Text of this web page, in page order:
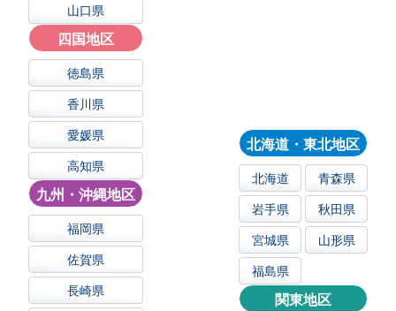
北海道・東北地区
北海道
青森県
岩手県
秋田県
宮城県
山形県
福島県
関東地区
山口県
四国地区
徳島県
香川県
愛媛県
高知県
九州・沖縄地区
福岡県
佐賀県
長崎県